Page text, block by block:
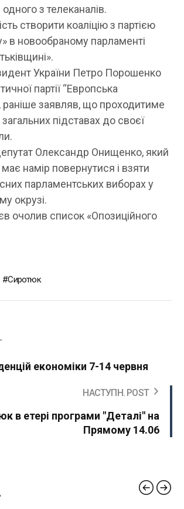
одного з телеканалів.
створити коаліцію з партією
в новообраному парламенті
України Петро Порошенко
партії “Европська
раніше заявляв, що проходитиме
підставах до своєї
Олександр Онищенко, який
має намір повернутися і взяти
парламентських виборах у
окрузі.
очолив список «Опозиційного
Сиротюк
економіки 7-14 червня
НАСТУПН. POST
в етері програми "Деталі" на
Прямому 14.06